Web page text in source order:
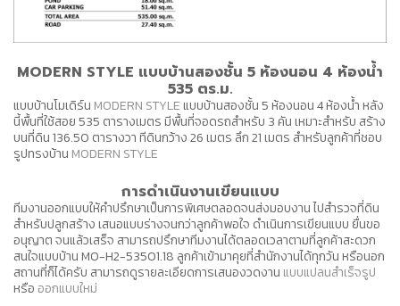
MODERN STYLE แบบบ้านสองชั้น 5 ห้องนอน 4 ห้องน้ำ
535 ตร.ม.
แบบบ้านโมเดิร์น MODERN STYLEแบบบ้านสองชั้น 5 ห้องนอน 4 ห้องน้ำ หลัง
นี้พื้นที่ใช้สอย 535 ตารางเมตร มีพื้นที่จอดรถสำหรับ 3 คัน เหมาะสำหรับ สร้าง
บนที่ดิน 136.50 ตารางวา ทีดินกว้าง 26 เมตร ลึก 21 เมตร สำหรับลูกค้าที่ชอบ
รูปทรงบ้าน MODERN STYLE
การดำเนินงานเขียนแบบ
ทีมงานออกแบบให้คำปรึกษาเป็นการพิเศษตลอดจนส่งมอบงาน ไปสำรวจที่ดิน
สำหรับปลูกสร้าง เสนอแบบร่างจนกว่าลูกค้าพอใจ ดำเนินการเขียนแบบ ยื่นขอ
อนุญาต จนแล้วเสร็จ สามารถปรึกษาทีมงานได้ตลอดเวลาตามที่ลูกค้าสะดวก
สนใจแบบบ้าน MO-H2-53501.18 ลูกค้าเข้ามาคุยที่สำนักงานได้ทุกวัน หรือนอก
สถานที่ก็ได้ครับ สามารถดูรายละเอียดการเสนองวดงาน แบบแปลนสำเร็จรูป
หรือ ออกแบบใหม่